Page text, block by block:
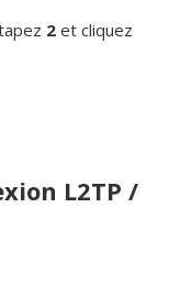
2 et cliquez
L2TP /